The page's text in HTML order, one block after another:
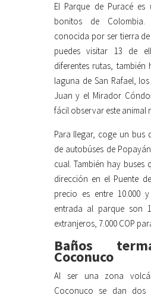
El Parque de Puracé
bonitos de
conocida por ser tierra
puedes visitar 13 de
diferentes rutas, también
laguna de San Rafael, los
Juan y el Mirador
fácil observar este animal
Para llegar, coge un bus
de autobúses de
cual. También hay buses
dirección en el Puente
precio es entre 10.000 y
entrada al parque son
extranjeros, 7.000 COP
Baños
Coconuco
Al ser una zona
Coconuco se dan dos